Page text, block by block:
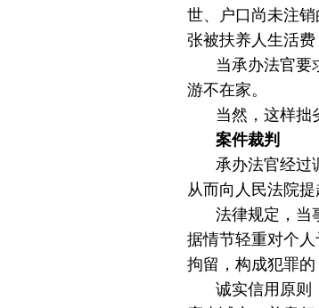
世、户口尚未注
张被扶养人生活费
当承办法官要
游不在家。
当然，这样拙
案件裁判
承办法官经过
从而向人民法院
法律规定，当
据情节轻重对个
拘留，构成犯罪的
诚实信用原则